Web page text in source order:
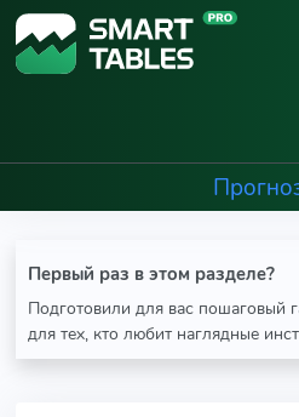
Первый раз в этом разделе?
Подготовили для вас пошаговый
для тех, кто любит наглядные